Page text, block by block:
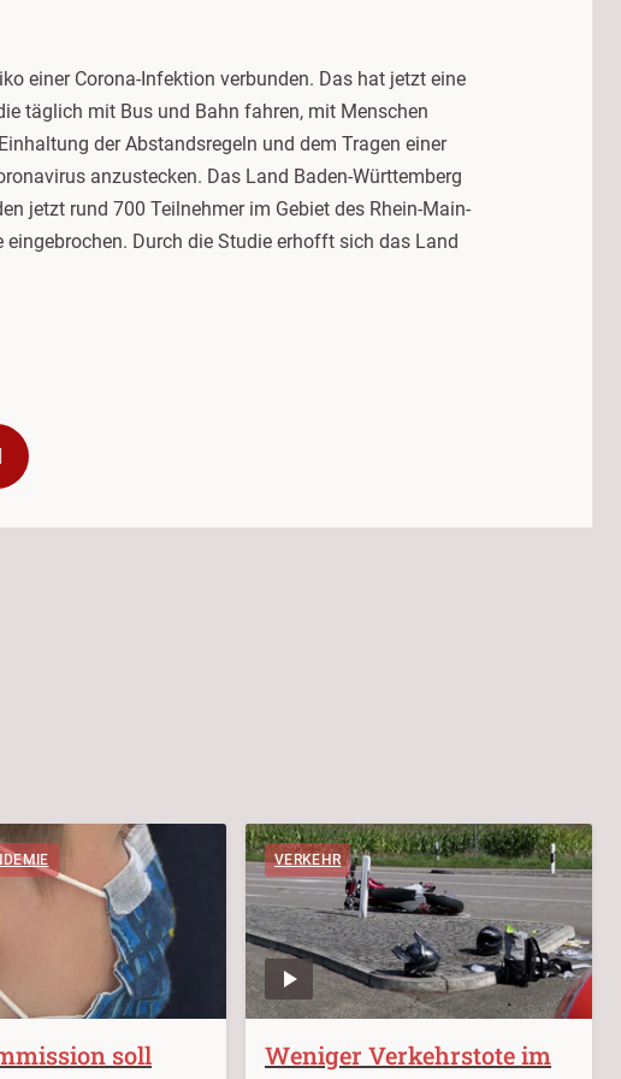
einer Corona-Infektion verbunden. Das hat jetzt eine
täglich mit Bus und Bahn fahren, mit Menschen
der Abstandsregeln und dem Tragen einer
anzustecken. Das Land Baden-Württemberg
jetzt rund 700 Teilnehmer im Gebiet des Rhein-Main-
Durch die Studie erhofft sich das Land
soll
VERKEHR
Weniger Verkehrstote im